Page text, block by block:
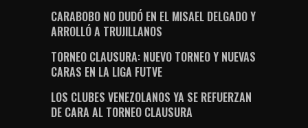
CARABOBO NO DUDÓ EN EL MISAEL DELGADO Y
ARROLLÓ A TRUJILLANOS
TORNEO CLAUSURA: NUEVO TORNEO Y NUEVAS
CARAS EN LA LIGA FUTVE
LOS CLUBES VENEZOLANOS YA SE REFUERZAN
DE CARA AL TORNEO CLAUSURA